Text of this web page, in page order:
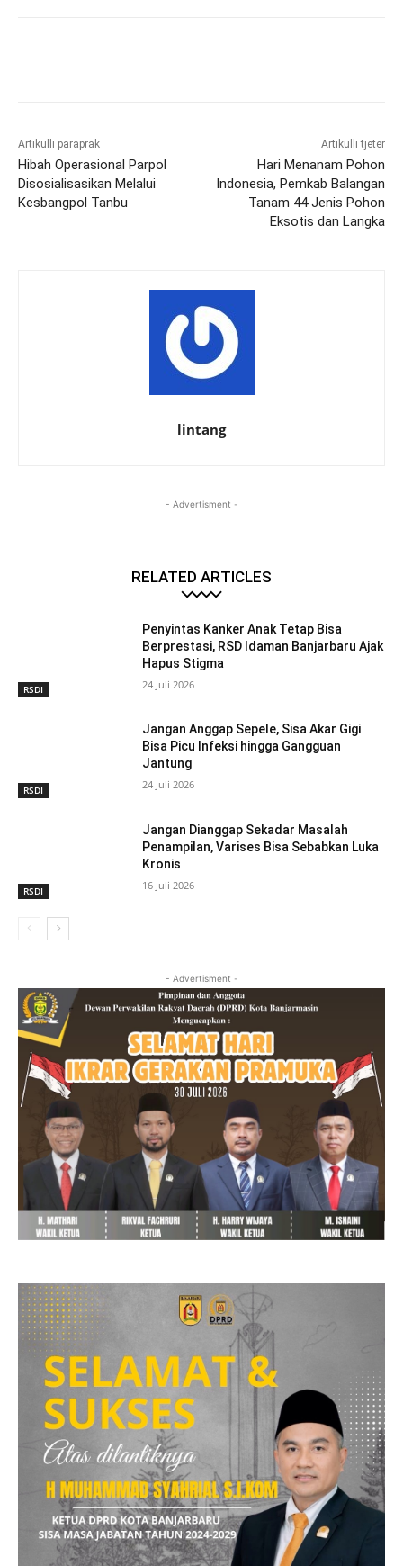
Artikulli paraprak
Hibah Operasional Parpol
Disosialisasikan Melalui
Kesbangpol Tanbu
Artikulli tjetër
Hari Menanam Pohon
Indonesia, Pemkab Balangan
Tanam 44 Jenis Pohon
Eksotis dan Langka
lintang
- Advertisment -
RELATED ARTICLES
RSDI
Penyintas Kanker Anak Tetap Bisa
Berprestasi, RSD Idaman Banjarbaru Ajak
Hapus Stigma
24 Juli 2026
RSDI
Jangan Anggap Sepele, Sisa Akar Gigi
Bisa Picu Infeksi hingga Gangguan
Jantung
24 Juli 2026
RSDI
Jangan Dianggap Sekadar Masalah
Penampilan, Varises Bisa Sebabkan Luka
Kronis
16 Juli 2026
- Advertisment -